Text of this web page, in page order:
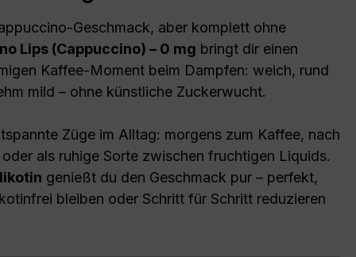
Geschmack, aber komplett ohne
Lips (Cappuccino) – 0 mg bringt dir einen
Kaffee-Moment beim Dampfen: weich, rund
mild – ohne künstliche Zuckerwucht.
Züge im Alltag: morgens zum Kaffee, nach
oder als ruhige Sorte zwischen fruchtigen Liquids.
genießt du den Geschmack pur – perfekt,
bleiben oder Schritt für Schritt reduzieren